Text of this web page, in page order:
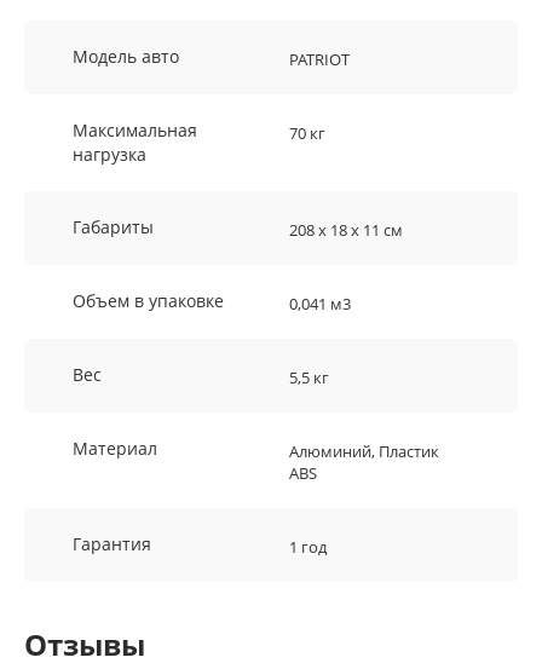
Модель авто PATRIOT
Максимальная
нагрузка
70 кг
Габариты 208 х 18 х 11 см
Объем в упаковке 0,041 м3
Вес 5,5 кг
Материал
Алюминий, Пластик
ABS
Гарантия 1 год
Отзывы